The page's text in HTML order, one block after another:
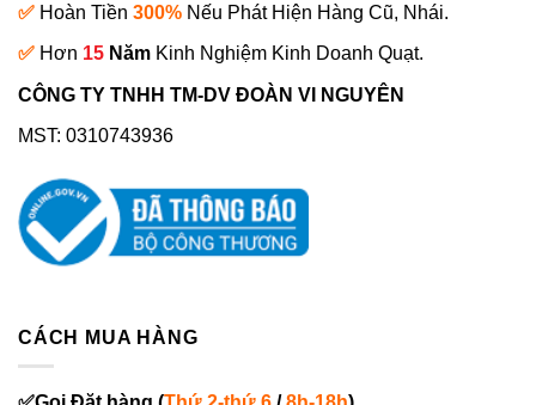
✅ Hoàn Tiền 300% Nếu Phát Hiện Hàng Cũ, Nhái.
✅ Hơn 15 Năm Kinh Nghiệm Kinh Doanh Quạt.
CÔNG TY TNHH TM-DV ĐOÀN VI NGUYÊN
MST: 0310743936
CÁCH MUA HÀNG